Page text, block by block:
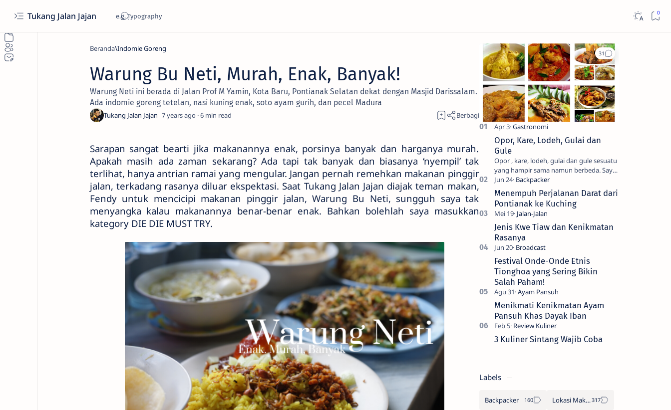
Tukang Jalan Jajan
Beranda Indomie Goreng
Warung Bu Neti, Murah, Enak, Banyak!
Warung Neti ini berada di Jalan Prof M Yamin, Kota Baru, Pontianak Selatan dekat dengan Masjid Darissalam.
Ada indomie goreng tetelan, nasi kuning enak, soto ayam gurih, dan pecel Madura
7 years ago 6
Sarapan sangat bearti jika makanannya enak, porsinya banyak dan harganya murah.
Apakah masih ada zaman sekarang? Ada tapi tak banyak dan biasanya ‘nyempil’ tak
terlihat, hanya antrian ramai yang mengular. Jangan pernah remehkan makanan pinggir
jalan, terkadang rasanya diluar ekspektasi. Saat Tukang Jalan Jajan diajak teman makan,
Fendy untuk mencicipi makanan pinggir jalan, Warung Bu Neti, sungguh saya tak
menyangka kalau makanannya benar-benar enak. Bahkan bolehlah saya masukkan
kategory DIE DIE MUST TRY.
Opor, Kare, Lodeh, Gulai dan
Gule
Opor , kare, lodeh, gulai dan gule sesuatu
yang hampir sama namun berbeda. Saya
sendiri kesulitan untuk membedakanya.
Mencari tahu ada…
Menempuh Perjalanan Darat dari
Pontianak ke Kuching
Jenis Kwe Tiaw dan Kenikmatan
Rasanya
Festival Onde-Onde Etnis
Tionghoa yang Sering Bikin
Salah Paham!
Menikmati Kenikmatan Ayam
Pansuh Khas Dayak Iban
3 Kuliner Sintang Wajib Coba
Labels
Backpacker Lokasi Makan